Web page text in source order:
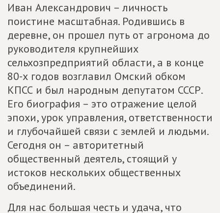
Иван Александрович – личность
поистине масштабная. Родившись в
деревне, он прошел путь от агронома до
руководителя крупнейших
сельхозпредприятий области, а в конце
80-х годов возглавил Омский обком
КПСС и был народным депутатом СССР.
Его биография – это отражение целой
эпохи, урок управления, ответственности
и глубочайшей связи с землей и людьми.
Сегодня он – авторитетный
общественный деятель, стоящий у
истоков нескольких общественных
объединений.
Для нас большая честь и удача, что